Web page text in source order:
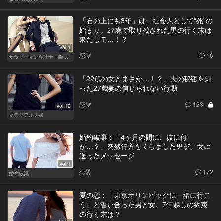
Vol.1
「石の上にも3年」は、社会人として“死”の
始まり。27歳で取り残された男の行く末は
果たして…！？
恋愛 16
Vol.12
マテリアル夫婦
「22歳の女とまさか…！？」夫の秘密を知
った27歳妻の信じられない行動
恋愛 128
Vol.1
婚約破棄
婚約破棄：「4ヶ月の間に、彼に何
が…？」突然行方をくらました男が、女に
送ったメッセージ
恋愛 172
夏の恋：「東京オリンピックに一緒に行こ
う」と誓い合った男と女。7年越しの約束
の行く末は？